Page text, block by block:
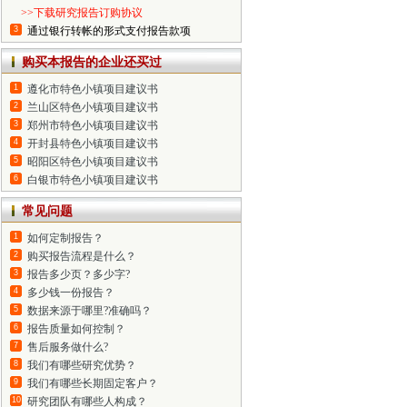
>>下载研究报告订购协议
3 通过银行转帐的形式支付报告款项
购买本报告的企业还买过
1 遵化市特色小镇项目建议书
2 兰山区特色小镇项目建议书
3 郑州市特色小镇项目建议书
4 开封县特色小镇项目建议书
5 昭阳区特色小镇项目建议书
6 白银市特色小镇项目建议书
常见问题
1 如何定制报告？
2 购买报告流程是什么？
3 报告多少页？多少字?
4 多少钱一份报告？
5 数据来源于哪里?准确吗？
6 报告质量如何控制？
7 售后服务做什么?
8 我们有哪些研究优势？
9 我们有哪些长期固定客户？
10 研究团队有哪些人构成？